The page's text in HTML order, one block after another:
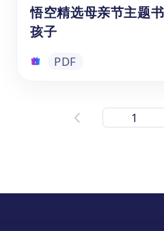
悟空精选母亲节主题
孩子
PDF
悟空精选母亲节主题